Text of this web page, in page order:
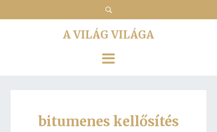
A VILÁG VILÁGA
bitumenes kellősítés